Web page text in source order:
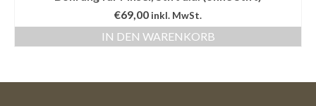
€69,00 inkl. MwSt.
IN DEN WARENKORB